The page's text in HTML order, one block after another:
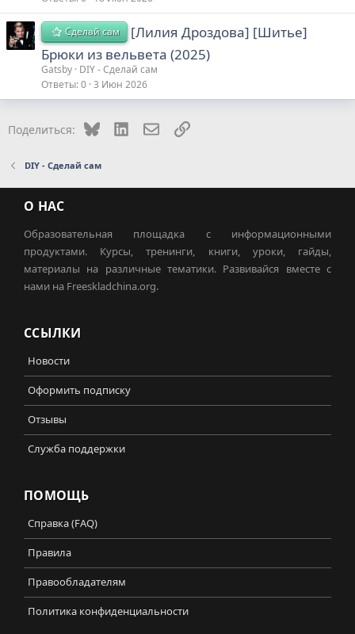
Сделай сам
[Лилия Дроздова] [Шитье]
Брюки из вельвета (2025)
Gatsby DIY - Сделай сам
Ответы 0 3 Июн 2026
Поделиться: Bluesky LinkedInЭлектронная почта
Ссылка
DIY - Сделай сам
О НАС
Образовательная площадка с информационными
продуктами. Курсы, тренинги, книги, уроки, гайды,
материалы на различные тематики. Развивайся вместе с
нами на Freeskladchina.org.
ССЫЛКИ
Новости
Оформить подписку
Отзывы
Служба поддержки
ПОМОЩЬ
Справка (FAQ)
Правила
Правообладателям
Политика конфиденциальности